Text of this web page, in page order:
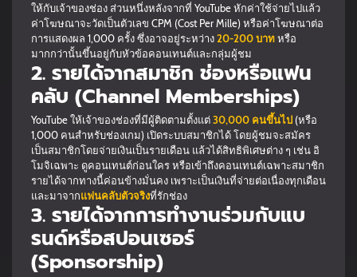
ให้กับเจ้าของช่อง ส่วนหนึ่งหลังจากที่ YouTube หักค่าใช้จ่ายไปแล้ว
ค่าโฆษณาจะวัดเป็นตัวเลข CPM (Cost Per Mille) หรือค่าโฆษณาต่อ
การแสดงผล 1,000 ครั้ง ซึ่งอาจอยู่ระหว่าง20-200 บาทหรือ
มากกว่านั้นขึ้นอยู่กับหัวข้อคอนเทนต์และกลุ่มผู้ชม
2. รายได้จากสมาชิก ช่องหรือแฟน
คลับ (Channel Memberships)
YouTube ให้เจ้าของช่องที่มีผู้ติดตามตั้งแต่30,000 คนขึ้นไป (หรือ
1,000 คนสำหรับช่องเกม) เปิดระบบสมาชิกได้ โดยผู้ชมจะสมัคร
เป็นสมาชิกโดยจ่ายเงินเป็นรายเดือน แล้วได้สิทธิพิเศษต่าง ๆ เช่น อิ
โมจิเฉพาะ ดูคอนเทนต์ก่อนใคร หรือเข้าถึงคอนเทนต์เฉพาะสมาชิก
รายได้จากทางนี้ค่อนข้างมั่นคง เพราะเป็นเงินที่จ่ายต่อเนื่องทุกเดือน
และมาจากแฟนคลับตัวจริงที่รักช่อง
3. รายได้จากการทำงานร่วมกับแบ
รนด์หรือสปอนเซอร์
(Sponsorship)